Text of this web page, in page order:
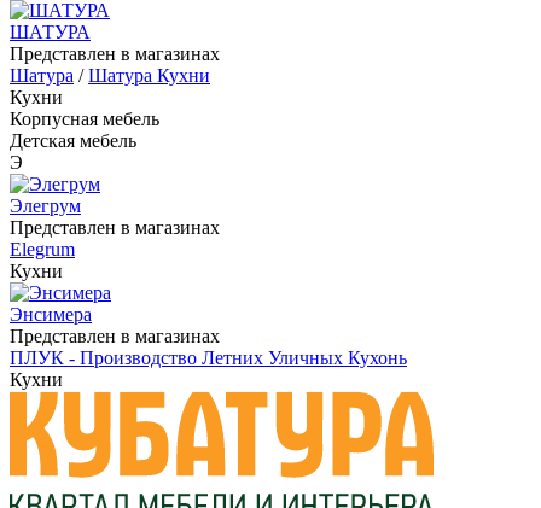
ШАТУРА
Представлен в магазинах
Шатура /Шатура Кухни
Кухни
Корпусная мебель
Детская мебель
Э
Элегрум
Представлен в магазинах
Elegrum
Кухни
Энсимера
Представлен в магазинах
ПЛУК - Производство Летних Уличных Кухонь
Кухни